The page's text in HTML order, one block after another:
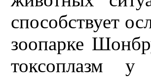
способствует
зоопарке
токсоплазм